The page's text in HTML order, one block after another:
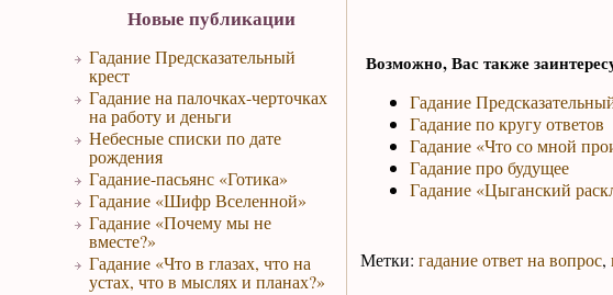
Новые публикации
Гадание Предсказательный
крест
Гадание на палочках-черточках
на работу и деньги
Небесные списки по дате
рождения
Гадание-пасьянс «Готика»
Гадание «Шифр Вселенной»
Гадание «Почему мы не
вместе?»
Гадание «Что в глазах, что на
устах, что в мыслях и планах?»
Возможно, Вас также
Гадание
Гадание по кругу ответов
Гадание «Что со мной
Гадание про будущее
Гадание «Цыганский
Метки: гадание ответ на вопрос,